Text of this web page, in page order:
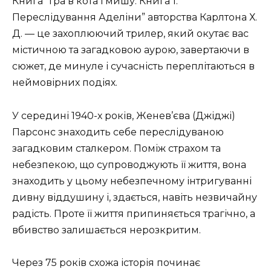
Переслідування Аделіни” авторства Карлтона Х.
Д. — це захоплюючий трилер, який окутає вас
містичною та загадковою аурою, завертаючи в
сюжет, де минуле і сучасність переплітаються в
неймовірних подіях.
У середині 1940-х років, Женев’єва (Джіджі)
Парсонс знаходить себе переслідуваною
загадковим сталкером. Поміж страхом та
небезпекою, що супроводжують її життя, вона
знаходить у цьому небезпечному інтригуванні
дивну віддушину і, здається, навіть незвичайну
радість. Проте її життя припиняється трагічно, а
вбивство залишається нерозкритим.
Через 75 років схожа історія починає